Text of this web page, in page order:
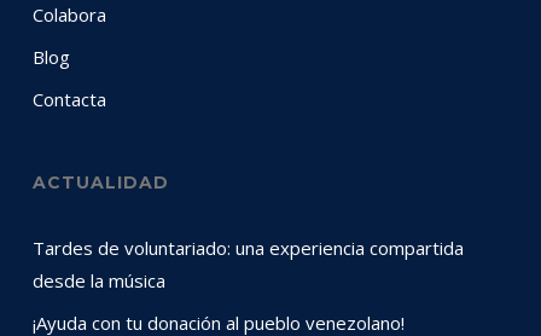
Colabora
Blog
Contacta
ACTUALIDAD
Tardes de voluntariado: una experiencia compartida
desde la música
¡Ayuda con tu donación al pueblo venezolano!